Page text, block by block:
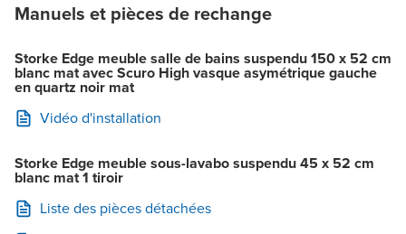
Manuels et pièces de rechange
Storke Edge meuble salle de bains suspendu 150 x 52 cm
blanc mat avec Scuro High vasque asymétrique gauche
en quartz noir mat
Vidéo d'installation
Storke Edge meuble sous-lavabo suspendu 45 x 52 cm
blanc mat 1 tiroir
Liste des pièces détachées